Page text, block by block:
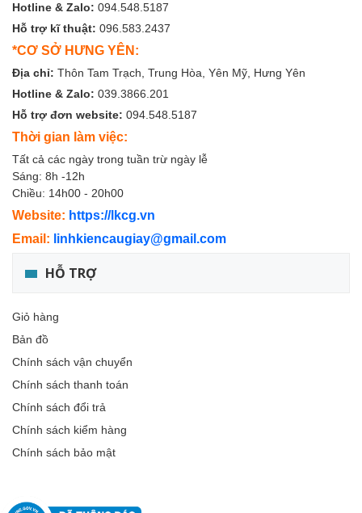
Hotline & Zalo: 094.548.5187
Hỗ trợ kĩ thuật: 096.583.2437
*CƠ SỞ HƯNG YÊN:
Địa chỉ: Thôn Tam Trạch, Trung Hòa, Yên Mỹ, Hưng Yên
Hotline & Zalo: 039.3866.201
Hỗ trợ đơn website: 094.548.5187
Thời gian làm việc:
Tất cả các ngày trong tuần trừ ngày lễ
Sáng: 8h -12h
Chiều: 14h00 - 20h00
Website: https://lkcg.vn
Email: linhkiencaugiay@gmail.com
HỖ TRỢ
Giỏ hàng
Bản đồ
Chính sách vận chuyển
Chính sách thanh toán
Chính sách đổi trả
Chính sách kiểm hàng
Chính sách bảo mật